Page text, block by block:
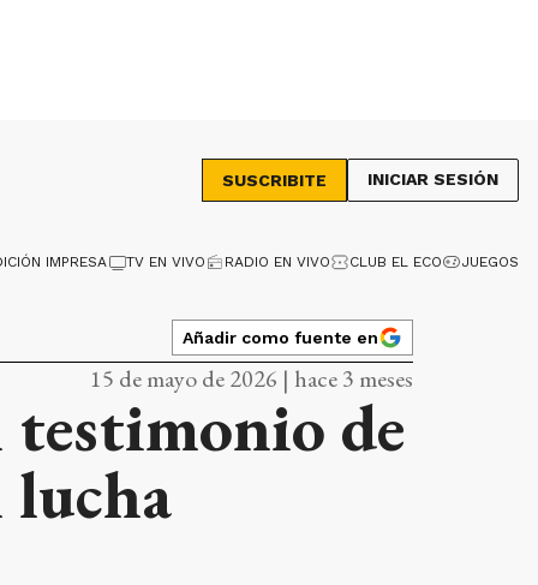
SUSCRIBITE INICIAR SESIÓN
IMPRESA TV EN VIVO RADIO EN VIVO CLUB EL ECO JUEGOS
Añadir como fuente en
15 de mayo de 2026 | hace 3 meses
de